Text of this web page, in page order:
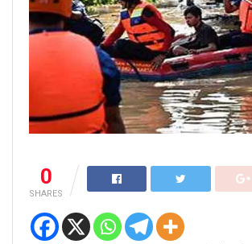
0
SHARES